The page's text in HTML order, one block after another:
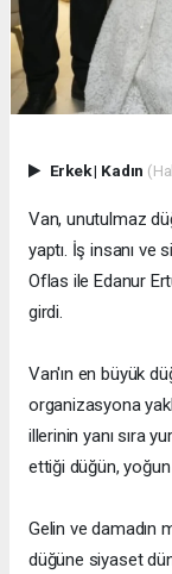
Erkek| Kadın
Van, unutulmaz
yaptı. İş insanı ve
Oflas ile Edanur
girdi.
Van'ın en büyük
organizasyona
illerinin yanı sıra
ettiği düğün, yoğun
Gelin ve damadın
düğüne siyaset